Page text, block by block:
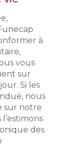
à
vous
sur
Si les
nous
sur notre
des